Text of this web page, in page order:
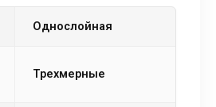
однослойная
Трехмерные